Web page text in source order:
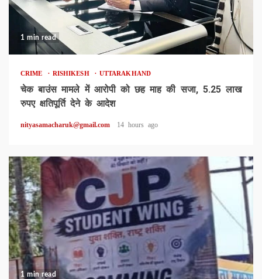
1 min read
CRIME RISHIKESH UTTARAKHAND
चेक बाउंस मामले में आरोपी को छह माह की सजा, 5.25 लाख
रुपए क्षतिपूर्ति देने के आदेश
nityasamacharuk@gmail.com 14 hours ago
1 min read